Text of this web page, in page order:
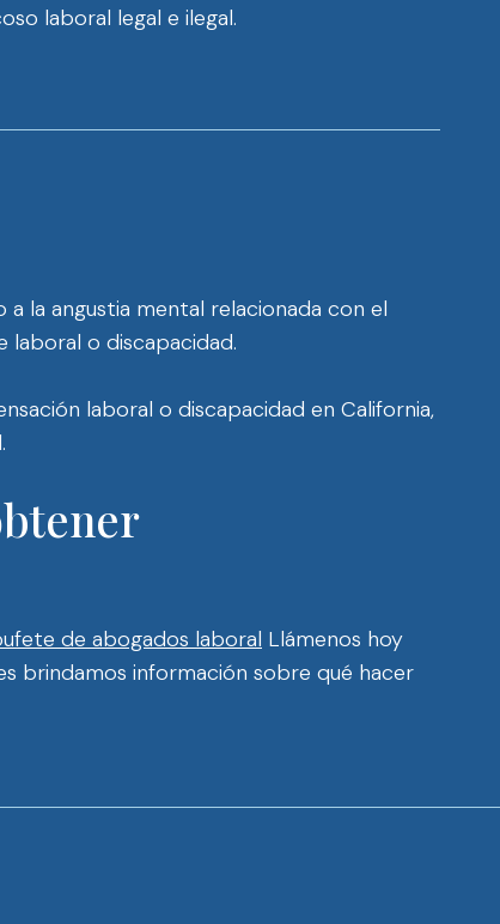
laboral legal e ilegal.
la angustia mental relacionada con el
o discapacidad.
laboral o discapacidad en California,
de abogados laboral Llámenos hoy
brindamos información sobre qué hacer